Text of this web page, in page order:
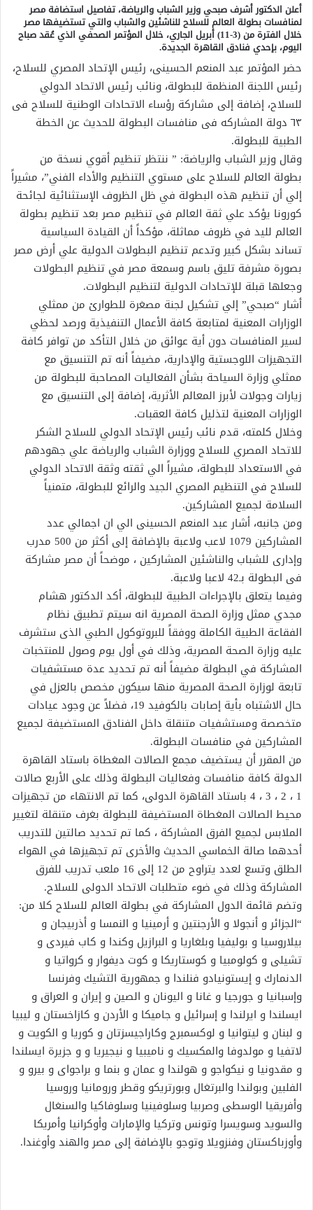
أعلن الدكتور أشرف صبحي وزير الشباب والرياضة، تفاصيل استضافة مصر
لمنافسات بطولة العالم للسلاح للناشئين والشباب والتي تستضيفها مصر
خلال الفترة من (3-11) أبريل الجاري، خلال المؤتمر الصحفي الذي عُقد صباح
اليوم، بإحدي فنادق القاهرة الجديدة.
حضر المؤتمر عبد المنعم الحسينى، رئيس الإتحاد المصري للسلاح،
رئيس اللجنة المنظمة للبطولة، ونائب رئيس الاتحاد الدولي
للسلاح، إضافة إلى مشاركة رؤساء الاتحادات الوطنية للسلاح فى
٦٣ دولة المشاركه فى منافسات البطولة للحديث عن الخطة
الطبية للبطولة.
وقال وزير الشباب والرياضة: ” ننتظر تنظيم أقوي نسخة من
بطولة العالم للسلاح على مستوي التنظيم والأداء الفني”، مشيراً
إلي أن تنظيم هذه البطولة في ظل الظروف الإستثنائية لجائحة
كورونا يؤكد علي ثقة العالم في تنظيم مصر بعد تنظيم بطولة
العالم لليد في ظروف مماثلة، مؤكداً أن القيادة السياسية
تساند بشكل كبير وتدعم تنظيم البطولات الدولية علي أرض مصر
بصورة مشرفة تليق باسم وسمعة مصر في تنظيم البطولات
وجعلها قبلة للإتحادات الدولية لتنظيم البطولات.
أشار “صبحي” إلي تشكيل لجنة مصغرة للطوارئ من ممثلي
الوزارات المعنية لمتابعة كافة الأعمال التنفيذية ورصد لحظي
لسير المنافسات دون أية عوائق من خلال التأكد من توافر كافة
التجهيزات اللوجستية والإدارية، مضيفاً أنه تم التنسيق مع
ممثلي وزارة السياحة بشأن الفعاليات المصاحبة للبطولة من
زيارات وجولات لأبرز المعالم الأثرية، إضافة إلى التنسيق مع
الوزارات المعنية لتذليل كافة العقبات.
وخلال كلمته، قدم نائب رئيس الإتحاد الدولي للسلاح الشكر
للاتحاد المصري للسلاح ووزارة الشباب والرياضة علي جهودهم
في الاستعداد للبطولة، مشيراً الي ثقته وثقة الاتحاد الدولي
للسلاح في التنظيم المصري الجيد والرائع للبطولة، متمنياً
السلامة لجميع المشاركين.
ومن جانبه، أشار عبد المنعم الحسينى الي ان اجمالي عدد
المشاركين 1079 لاعب ولاعبة بالإضافة إلى أكثر من 500 مدرب
وإدارى للشباب والناشئين المشاركين ، موضحاً أن مصر مشاركة
فى البطولة بـ42 لاعبا ولاعبة.
وفيما يتعلق بالإجراءات الطبية للبطولة، أكد الدكتور هشام
مجدي ممثل وزارة الصحة المصرية انه سيتم تطبيق نظام
الفقاعة الطبية الكاملة ووفقاً للبروتوكول الطبي الذى ستشرف
عليه وزارة الصحة المصرية، وذلك في أول يوم وصول للمنتخبات
المشاركة في البطولة مضيفاً أنه تم تحديد عدة مستشفيات
تابعة لوزارة الصحة المصرية منها سيكون مخصص بالعزل في
حال الاشتباه بأية إصابات بالكوفيد 19، فضلاً عن وجود عيادات
متخصصة ومستشفيات متنقلة داخل الفنادق المستضيفة لجميع
المشاركين في منافسات البطولة.
من المقرر أن يستضيف مجمع الصالات المغطاة باستاد القاهرة
الدولة كافة منافسات وفعاليات البطولة وذلك على الأربع صالات
1 ، 2 ، 3 ، 4 باستاد القاهرة الدولى، كما تم الانتهاء من تجهيزات
محيط الصالات المغطاة المستضيفة للبطولة بغرف متنقلة لتغيير
الملابس لجميع الفرق المشاركة ، كما تم تحديد صالتين للتدريب
أحدهما صالة الخماسي الحديث والأخرى تم تجهيزها في الهواء
الطلق وتسع لعدد يتراوح من 12 إلى 16 ملعب تدريب للفرق
المشاركة وذلك في ضوء متطلبات الاتحاد الدولى للسلاح.
وتضم قائمة الدول المشاركة في بطولة العالم للسلاح كلا من:
“الجزائر و أنجولا و الأرجنتين و أرمينيا و النمسا و أذربيجان و
بيلاروسيا و بوليفيا وبلغاريا و البرازيل وكندا و كاب فيردى و
تشيلى و كولومبيا و كوستاريكا و كوت ديفوار و كرواتيا و
الدنمارك و إيستونيادو فنلندا و جمهورية التشيك وفرنسا
وإسبانيا و جورجيا و غانا و اليونان و الصين و إيران و العراق و
ايسلندا و ايرلندا و إسرائيل و جاميكا و الأردن و كازاخستان و ليبيا
و لبنان و ليتوانيا و لوكسمبرج وكاراجيسزتان و كوريا و الكويت و
لاتفيا و مولدوفا والمكسيك و ناميبيا و نيجيريا و و جزيرة ايسلندا
و مقدونيا و نيكواجو و هولندا و عمان و بنما و براجواى و بيرو و
الفلبين وبولندا والبرتغال وبورتريكو وقطر ورومانيا وروسيا
وأفريقيا الوسطى وصربيا وسلوفينيا وسلوفاكيا والسنغال
والسويد وسويسرا وتونس وتركيا والإمارات وأوكرانيا وأمريكا
وأوزباكستان وفنزويلا وتوجو بالإضافة إلى مصر والهند وأوغندا.